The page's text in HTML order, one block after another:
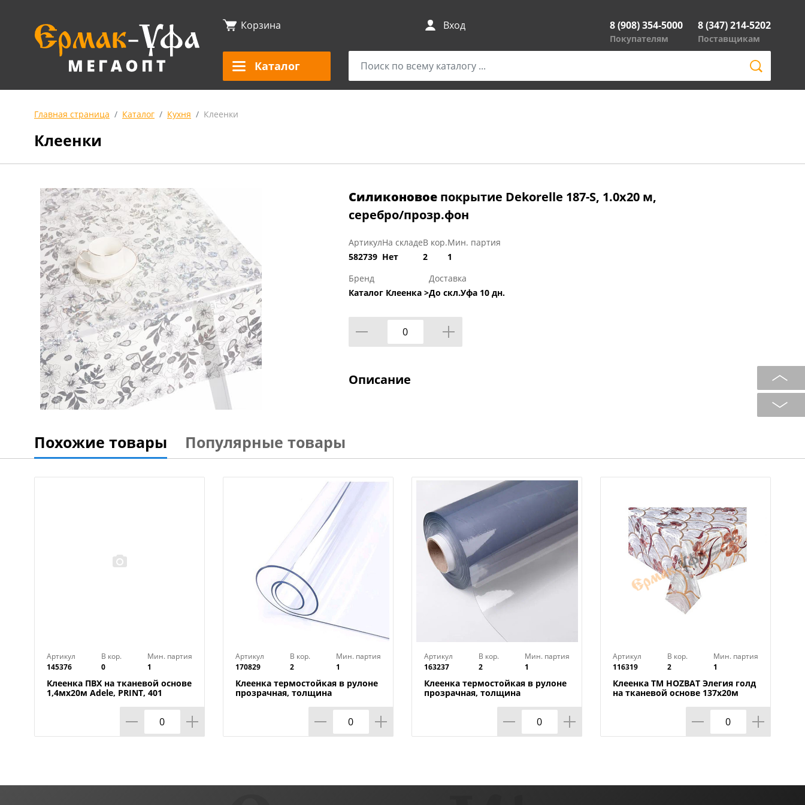
Корзина Вход 8 (908) 354-5000
Покупателям
8 (347) 214-5202
Поставщикам
Каталог
Главная страница Каталог Кухня Клеенки
Клеенки
Силиконовое покрытие Dekorelle 187-S, 1.0x20 м,
серебро/прозр.фон
Артикул
582739
На складе
Нет
В кор.
2
Мин. партия
1
Бренд
Каталог Клеенка >
Доставка
До скл.Уфа 10 дн.
Описание
Похожие товары Популярные товары
Артикул
145376
В кор.
0
Мин. партия
1
Клеенка ПВХ на тканевой основе
1,4мх20м Adele, PRINT, 401
Артикул
170829
В кор.
2
Мин. партия
1
Клеенка термостойкая в рулоне
прозрачная, толщина
Артикул
163237
В кор.
2
Мин. партия
1
Клеенка термостойкая в рулоне
прозрачная, толщина
Артикул
116319
В кор.
2
Мин. партия
1
Клеенка TM HOZBAT Элегия голд
на тканевой основе 137х20м